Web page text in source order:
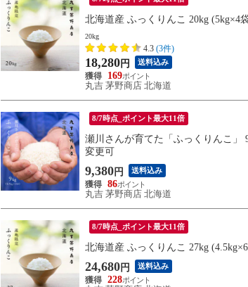
北海道産 ふっくりんこ 20kg (5kg×4
20kg
4.3 (3件)
18,280 円 送料込み
169
丸吉 茅野商店 北海道
8/7時点_ポイント最大11倍
瀬川さんが育てた「ふっくりんこ」
変更可
9,380 円 送料込み
86
丸吉 茅野商店 北海道
8/7時点_ポイント最大11倍
北海道産 ふっくりんこ 27kg
24,680 円 送料込み
228